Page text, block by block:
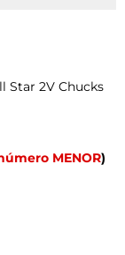
Star 2V Chucks
MENOR)